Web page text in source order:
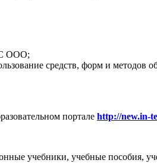
ООО;
средств, форм и методов
портале http://new.in-
учебники, учебные пособия,